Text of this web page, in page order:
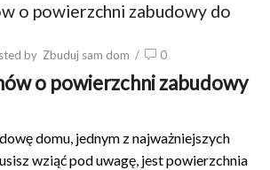
o powierzchni zabudowy do
by Zbuduj sam dom / 0
o powierzchni zabudowy
domu, jednym z najważniejszych
wziąć pod uwagę, jest powierzchnia